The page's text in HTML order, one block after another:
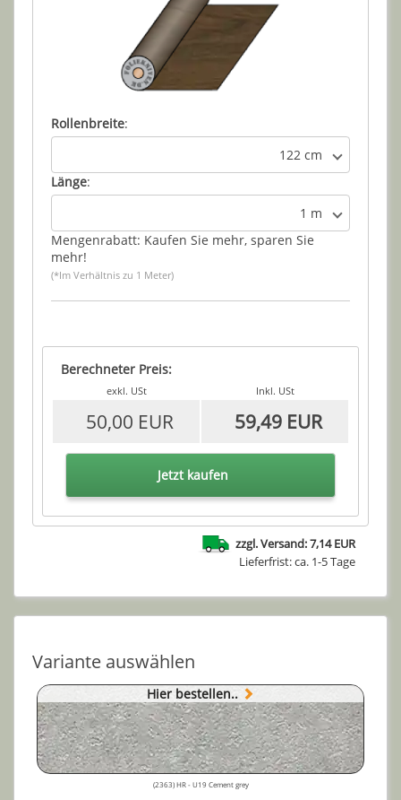
Rollenbreite:
122 cm
Länge:
1 m
Mengenrabatt: Kaufen Sie mehr, sparen Sie
mehr!
(*Im Verhältnis zu 1 Meter)
Berechneter Preis:
exkl. USt Inkl. USt
50,00 EUR 59,49 EUR
Jetzt kaufen
zzgl. Versand: 7,14 EUR
Lieferfrist: ca. 1-5 Tage
Variante auswählen
Hier bestellen..
(2363) HR - U19 Cement grey